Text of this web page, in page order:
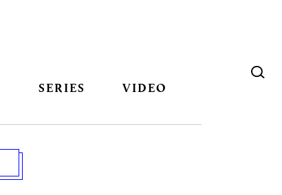
SERIES VIDEO